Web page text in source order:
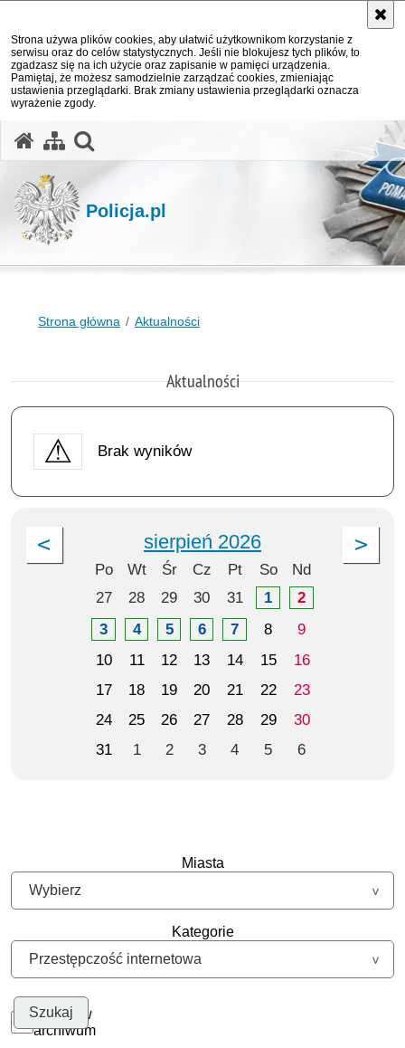
Strona używa plików cookies, aby ułatwić użytkownikom korzystanie z
serwisu oraz do celów statystycznych. Jeśli nie blokujesz tych plików, to
zgadzasz się na ich użycie oraz zapisanie w pamięci urządzenia.
Pamiętaj, że możesz samodzielnie zarządzać cookies, zmieniając
ustawienia przeglądarki. Brak zmiany ustawienia przeglądarki oznacza
wyrażenie zgody.
Policja.pl
Strona główna Aktualności
Aktualności
Brak wyników
sierpień 2026
Po Wt Śr Cz Pt So
Nd
27
28 29 30 31 1
2
3
4 5 6 7 8
9
10
11 12 13 14 15
16
17
18 19 20 21 22
23
24
25 26 27 28 29
30
31
1 2 3 4 5 6
Miasta
Kategorie
Szukaj w
archiwum